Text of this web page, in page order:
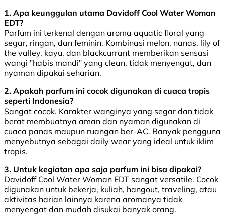
1. Apa keunggulan utama Davidoff Cool Water Woman
EDT?
Parfum ini terkenal dengan aroma aquatic floral yang
segar, ringan, dan feminin. Kombinasi melon, nanas, lily of
the valley, kayu, dan blackcurrant memberikan sensasi
wangi "habis mandi" yang clean, tidak menyengat, dan
nyaman dipakai seharian.
2. Apakah parfum ini cocok digunakan di cuaca tropis
seperti Indonesia?
Sangat cocok. Karakter wanginya yang segar dan tidak
berat membuatnya aman dan nyaman digunakan di
cuaca panas maupun ruangan ber-AC. Banyak pengguna
menyebutnya sebagai daily wear yang ideal untuk iklim
tropis.
3. Untuk kegiatan apa saja parfum ini bisa dipakai?
Davidoff Cool Water Woman EDT sangat versatile. Cocok
digunakan untuk bekerja, kuliah, hangout, traveling, atau
aktivitas harian lainnya karena aromanya tidak
menyengat dan mudah disukai banyak orang.